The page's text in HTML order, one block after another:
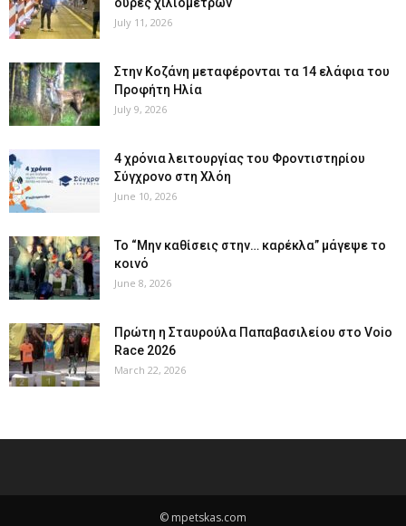
July 11, 2026
Στην Κοζάνη μεταφέρονται τα 14 ελάφια του
Προφήτη Ηλία
July 9, 2026
4 χρόνια λειτουργίας του Φροντιστηρίου
Σύγχρονο στη Χλόη
June 10, 2026
Το “Μην καθίσεις στην… καρέκλα” μάγεψε το
κοινό
June 8, 2026
Πρώτη η Σταυρούλα Παπαβασιλείου στο Voio
Race 2026
March 22, 2026
© mpetskas.com